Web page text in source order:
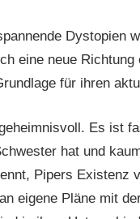
Dystopien
eine neue
für ihren
Es ist
hat und
Pipers Existenz
eigene Pläne mit